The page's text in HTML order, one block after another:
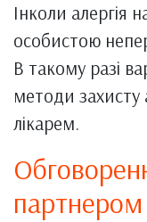
Інколи алергія
особистою
В такому разі
методи захисту
лікарем.
партнером